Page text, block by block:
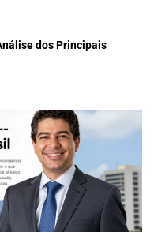
dos Principais